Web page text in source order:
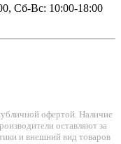
Сб-Вс: 10:00-18:00
офертой. Наличие
оставляют за
и внешний вид товаров